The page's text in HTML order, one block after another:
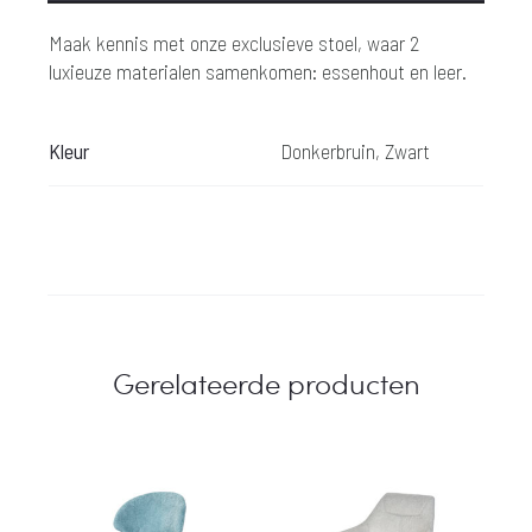
Maak kennis met onze exclusieve stoel, waar 2
luxieuze materialen samenkomen: essenhout en leer.
Kleur Donkerbruin, Zwart
Gerelateerde producten